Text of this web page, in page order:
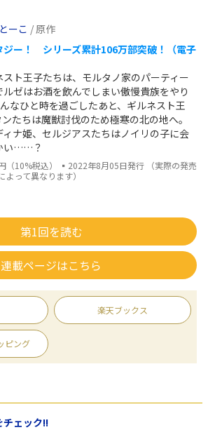
ーこ / 原作
ジー！ シリーズ累計106万部突破！（電子
ト王子たちは、モルタノ家のパーティー
ルゼはお酒を飲んでしまい傲慢貴族をやり
なひと時を過ごしたあと、ギルネスト王
たちは魔獣討伐のため極寒の北の地へ。
ナ姫、セルジアスたちはノイリの子に会
い……？
（10%税込） ▪2022年8月05日発行 （実際の発売
って異なります）
第1回を読む
連載ページはこちら
楽天ブックス
ピング
チェック!!